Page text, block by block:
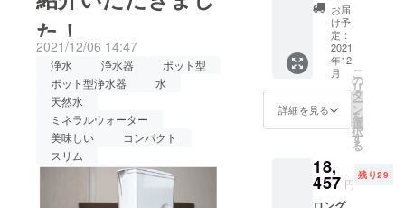
『ロングライフポット』の
掲載期間も残り７日間と
なってしまいました。最良
の製品がお届けできるよ
う、ただいま出荷に向けて
全力でとりかかっておりま
す。商品発送までお時間い
た！
2021/12/06 14:47
浄水 浄水器
ポット型
ポット型浄水器
水
天然水
ミネラルウォーター
美味しい
コンパクト
スリム
頂きたいと
思い、クラ
ウドファン
ディングに
チャレンジ
いたしまし
た。皆様の
援を頂けま
すと幸いで
み、送
料込の
価格と
なりま
す。
×3 一般
販売予
定価格
25,630
（税・
送料込
み）の
44％OF
F 2022
旬頃か
ら、各
ECサイ
お届
け予
定：
2021
年12
月
詳細を見る
こ
の
リ
タ
ー
ン
を
選
択
す
る
18,
457 円
残り29